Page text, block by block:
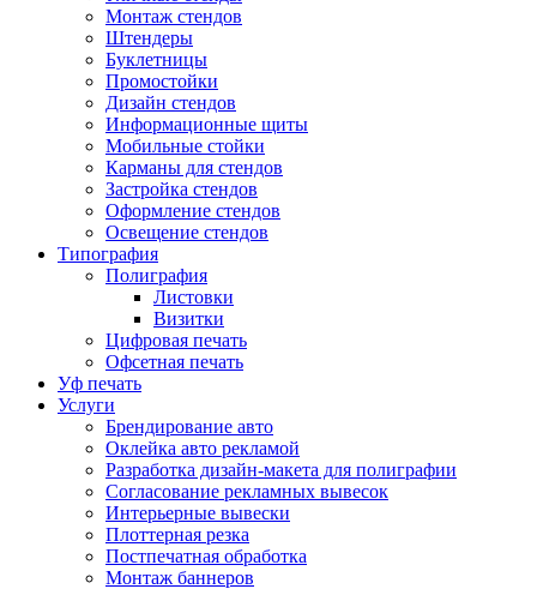
Монтаж стендов
Штендеры
Буклетницы
Промостойки
Дизайн стендов
Информационные щиты
Мобильные стойки
Карманы для стендов
Застройка стендов
Оформление стендов
Освещение стендов
Типография
Полиграфия
Листовки
Визитки
Цифровая печать
Офсетная печать
Уф печать
Услуги
Брендирование авто
Оклейка авто рекламой
Разработка дизайн-макета для полиграфии
Согласование рекламных вывесок
Интерьерные вывески
Плоттерная резка
Постпечатная обработка
Монтаж баннеров